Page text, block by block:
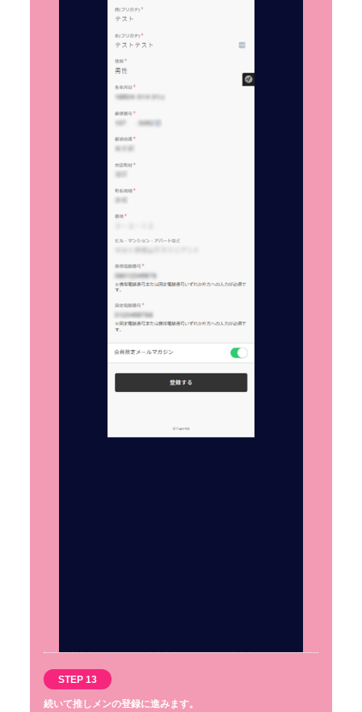
STEP 13
続いて推しメンの登録に進みます。